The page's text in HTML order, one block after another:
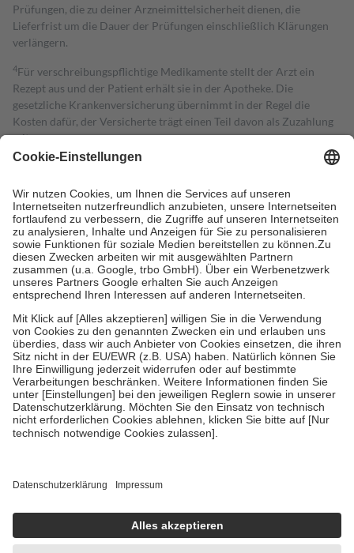
Prüfungen, die zu deiner Arzneimittelsicherheit dienen, die
Lieferfrist um die Dauer der Prüfungen einschließlich Klärungen
verlängern.
4Für verschreibungspflichtige Medikamente stellt der Arzt ein
Rezept aus und der Patient erhält sie in der Apotheke. Die
gesetzliche Krankenversicherung übernimmt in der Regel die
Kosten dafür, der Versicherte trägt einen Teil davon als Zuzahlung
mit.
Grundsätzlich leisten Mitglieder Zuzahlungen in Höhe von zehn
höchstens zehn Euro.
Es sind jedoch nie mehr als die tatsächlichen
Kosten der Leistung zu entrichten.
Diese Regeln gelten grundsätzlich auch für Online-Apotheken.
Bei Heilmitteln und häuslicher Krankenpflege beträgt die
Zuzahlung zehn Prozent der Kosten sowie zehn Euro je
Verordnung.
Um das Engagement der Versicherten für ihre eigene Gesundheit zu
stärken und die besondere Stellung der Familie zu unterstützen,
fallenkeine Zuzahlungenan bei:
• Kindern und Jugendlichen bis zum vollendeten 18. Lebensjahr
mit Ausnahme der Fahrkosten
• Untersuchungen zur Vorsorge und Früherkennung, die von der
GKV getragen werden
• empfohlenen Schutzimpfungen
• Harn- und Blutteststreifen
getroffen, um sicherzustellen, dass es sich um echte Bewertungen
https://help.etrusted.com/hc/de/articles/4419944605341
Einige Bilder und Inhalte wurden unter Zuhilfenahme künstlicher